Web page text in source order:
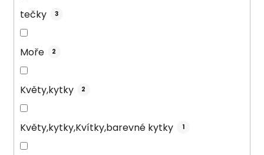
tečky 3
Moře 2
Květy,kytky 2
Květy,kytky,Kvítky,barevné kytky 1